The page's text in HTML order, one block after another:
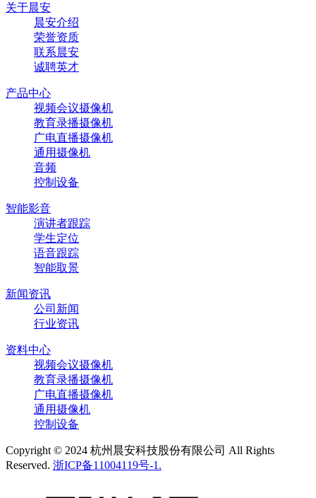
关于晨安
晨安介绍
荣誉资质
联系晨安
诚聘英才
产品中心
视频会议摄像机
教育录播摄像机
广电直播摄像机
通用摄像机
音频
控制设备
智能影音
演讲者跟踪
学生定位
语音跟踪
智能取景
新闻资讯
公司新闻
行业资讯
资料中心
视频会议摄像机
教育录播摄像机
广电直播摄像机
通用摄像机
控制设备
Copyright © 2024 杭州晨安科技股份有限公司 All Rights
Reserved. 浙ICP备11004119号-1.